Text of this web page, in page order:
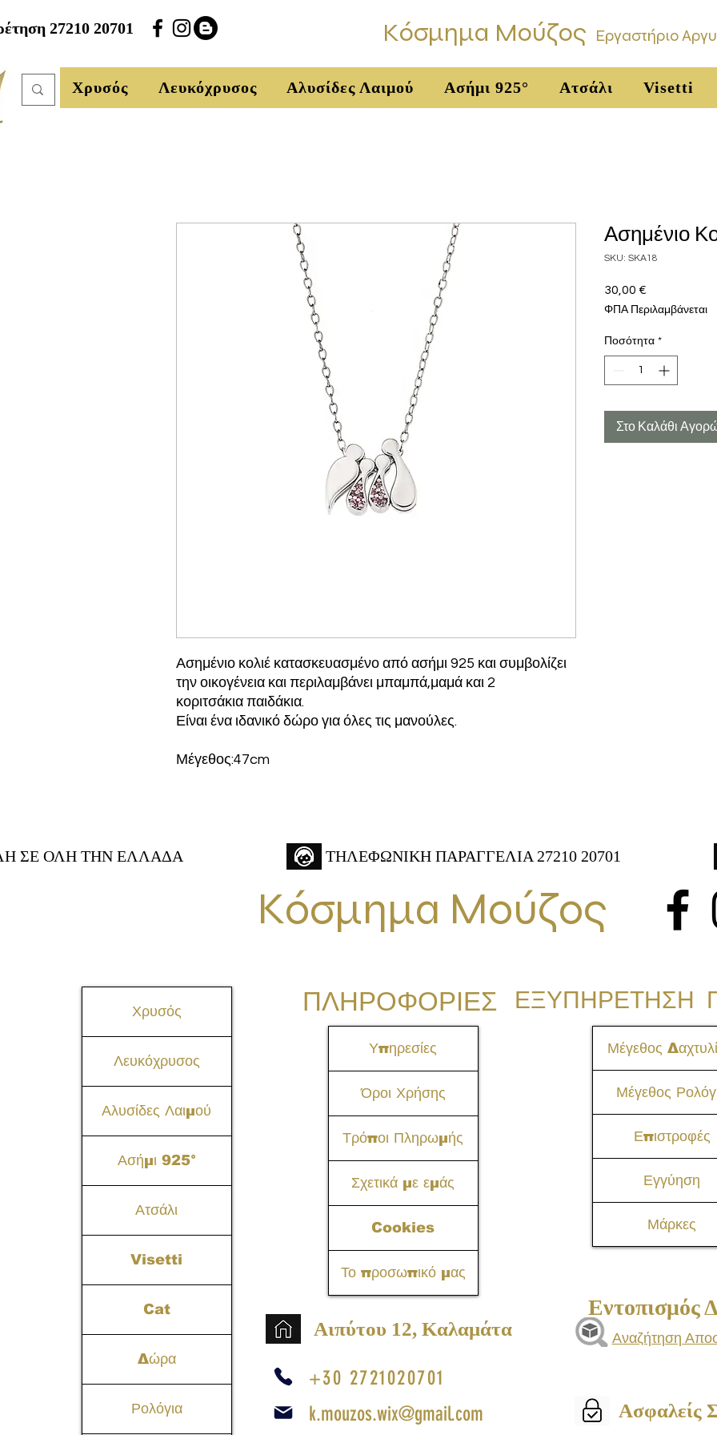
Ασημένιο κολιέ κατασκευασμένο από ασήμι 925 και συμβολίζει
την οικογένεια και περιλαμβάνει μπαμπά,μαμά και 2
κοριτσάκια παιδάκια.
Είναι ένα ιδανικό δώρο για όλες τις μανούλες.
Μέγεθος:47cm
Ασημένιο
SKU: SKA18
30,00 €
ΦΠΑ Περιλαμβάνεται
Ποσότητα *
Στο Καλάθι
Χρυσός Λευκόχρυσος Αλυσίδες Λαιμού Ασήμι 925° Ατσάλι Visetti
Εργαστήριο
Κόσμημα Μούζος
27210 20701
ΣΕ ΟΛΗ ΤΗΝ ΕΛΛΑΔΑ ΤΗΛΕΦΩΝΙΚΗ ΠΑΡΑΓΓΕΛΙΑ 27210 20701
Κόσμημα Μούζος
Χρυσός
Λευκόχρυσος
Αλυσίδες Λαιμού
Ασήμι 925°
Ατσάλι
Visetti
Cat
Δώρα
Ρολόγια
ΠΛΗΡΟΦΟΡΙΕΣ
Υπηρεσίες
Όροι Χρήσης
Τρόποι Πληρωμής
Σχετικά με εμάς
Cookies
Το προσωπικό μας
Αιπύτου 12, Καλαμάτα​
+30 2721020701
k.mouzos.wix@gmail.com
ΕΞΥΠΗΡΕΤΗΣΗ
Μέγεθος
Μέγεθος
Επιστροφές
Εγγύηση
Μάρκες
Εντοπισμός
Αναζήτηση
Ασφαλείς